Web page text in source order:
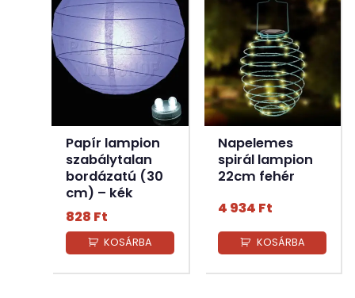
Papír lampion
szabálytalan
bordázatú (30
cm) – kék
828 Ft
KOSÁRBA
Napelemes
spirál lampion
22cm fehér
4 934 Ft
KOSÁRBA